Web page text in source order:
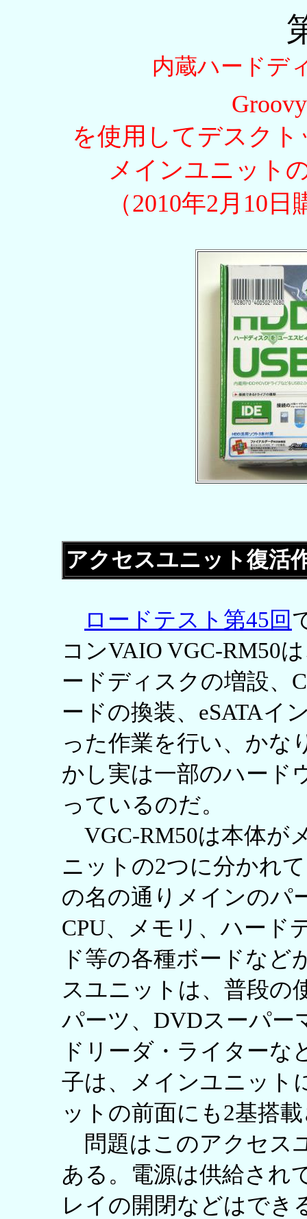
内蔵ハードデ
を使用してデスク
メインユニット
（2010年2月10
アクセスユニット復活
ロードテスト第45回
コンVAIO VGC-RM50
ードディスクの増設、
ードの換装、eSATAイ
った作業を行い、かな
かし実は一部のハード
っているのだ。
VGC-RM50は本体が
ニットの2つに分かれ
の名の通りメインのパ
CPU、メモリ、ハード
ド等の各種ボードなど
スユニットは、普段の
パーツ、DVDスーパー
ドリーダ・ライターな
子は、メインユニット
ットの前面にも2基搭
問題はこのアクセス
ある。電源は供給され
レイの開閉などはでき